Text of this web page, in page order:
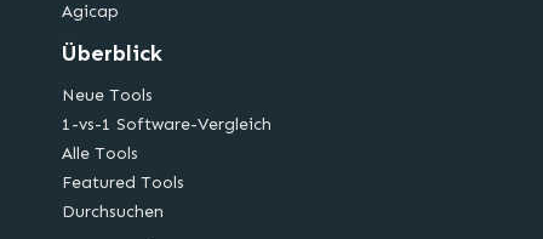
Agicap
Überblick
Neue Tools
1-vs-1 Software-Vergleich
Alle Tools
Featured Tools
Durchsuchen